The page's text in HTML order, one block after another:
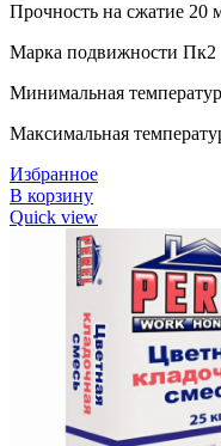
Прочность на сжатие 20
Марка подвижности Пк2
Минимальная
Максимальная
Избранное
В корзину
Quick view